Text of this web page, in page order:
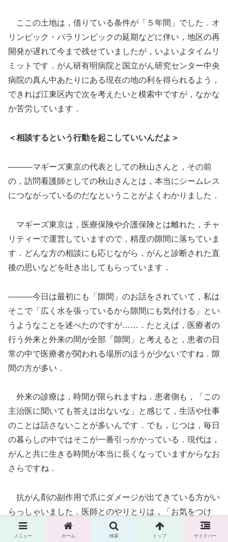
ここの土地は，借りている条件が「５年間」でした．オ
リンピック・パラリンピックの延期などに伴い，地区の再
開発が遅れて今まで残せていましたが，いよいよタイムリ
ミットです．がん研有明病院と国立がん研究センター中央
病院の真ん中あたりにある現在の地の利を得られるよう，
できれば江東区内で次を考えたいと模索中ですが，なかな
か苦労しています．
＜相談するという行動を起こしていいんだよ＞
―――マギーズ東京の代表としての秋山さんと，その前
の，訪問看護師としての秋山さんとは，本当にシームレス
につながっているのだなということがよくわかりました．
マギーズ東京は，医療保険や介護保険とは離れた，チャ
リティーで運営していますので，精度の隙間に落ちていま
す．どんな方の相談にも応じながら，がんと診断された直
後の思いなどを吐き出してもらっています．
―――今日は最初にも「隙間」のお話をされていて，私は
そこで「広く水を張っているから隙間にも気付ける」とい
うようなことを述べたのですが……．たとえば，医療者の
行う外来と外来の間が全部「隙間」と考えると，患者の日
常の中で医療者が関われる場所のほうが少ないですね．隙
間の方が多い．
外来の診療は，時間が限られますね．患者側も，「この
主治医に聞いても答えは出ないな」と感じて，生活や仕事
のことは話さないことが多いんです．でも，じつは，毎日
の暮らしの中ではそこが一番引っかかっている．現代は，
がんと共に生きる時間が本当に長くなっていますからなお
さらですね．
抗がん剤の副作用で爪にダメージが出てきている方がい
らっしゃいました．医師とのやりとりは，「お気をつけ
て」くらいで終わってしまうのですが，その方はピアニス
トでした．仕事が２年もできず，練習もできないわけで
メニュー ホーム 検索 トップ サイドバー